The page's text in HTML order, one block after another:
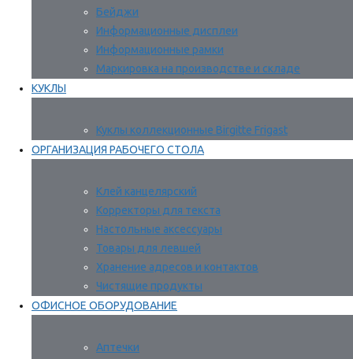
Бейджи
Информационные дисплеи
Информационные рамки
Маркировка на производстве и складе
КУКЛЫ
Куклы коллекционные Birgitte Frigast
ОРГАНИЗАЦИЯ РАБОЧЕГО СТОЛА
Клей канцелярский
Корректоры для текста
Настольные аксессуары
Товары для левшей
Хранение адресов и контактов
Чистящие продукты
ОФИСНОЕ ОБОРУДОВАНИЕ
Аптечки